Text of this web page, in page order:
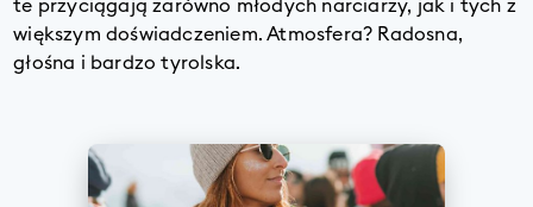
te przyciągają zarówno młodych narciarzy, jak i tych z
większym doświadczeniem. Atmosfera? Radosna,
głośna i bardzo tyrolska.